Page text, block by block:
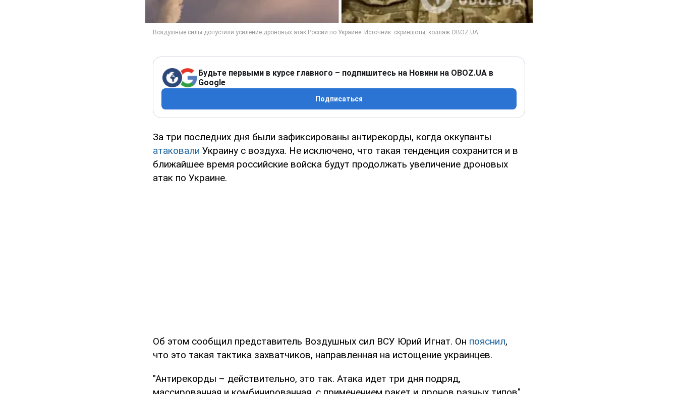
Будьте первыми в курсе главного – подпишитесь на Новини на OBOZ.UA в
Google
Подписаться
За три последних дня были зафиксированы антирекорды, когда оккупанты
атаковали Украину с воздуха. Не исключено, что такая тенденция сохранится и в
ближайшее время российские войска будут продолжать увеличение дроновых
атак по Украине.
Об этом сообщил представитель Воздушных сил ВСУ Юрий Игнат. Он пояснил,
что это такая тактика захватчиков, направленная на истощение украинцев.
"Антирекорды – действительно, это так. Атака идет три дня подряд,